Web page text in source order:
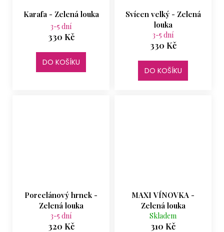
Karafa - Zelená louka
3-5 dní
330 Kč
DO KOŠÍKU
Svícen velký - Zelená
louka
3-5 dní
330 Kč
DO KOŠÍKU
Porcelánový hrnek -
Zelená louka
3-5 dní
320 Kč
MAXI VÍNOVKA -
Zelená louka
Skladem
310 Kč